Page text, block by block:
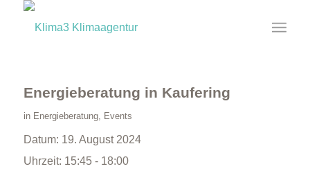
Energieberatung in Kaufering
in Energieberatung, Events
Datum: 19. August 2024
Uhrzeit: 15:45 - 18:00